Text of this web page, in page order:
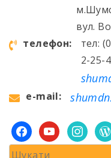
вул.
телефон:
тел:
2-25-
e-mail:
facebookyoutube